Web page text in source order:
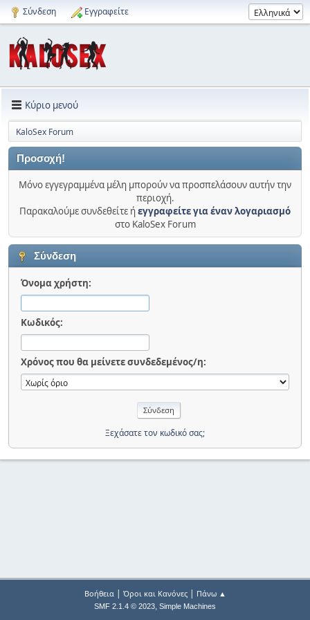
Σύνδεση Εγγραφείτε
Κύριο μενού
KaloSex Forum
Προσοχή!
Μόνο εγγεγραμμένα μέλη μπορούν να προσπελάσουν αυτήν την
περιοχή.
Παρακαλούμε συνδεθείτε ήεγγραφείτε για έναν λογαριασμό
στο KaloSex Forum
Σύνδεση
Όνομα χρήστη:
Κωδικός:
Χρόνος που θα μείνετε συνδεδεμένος/η:
Ξεχάσατε τον κωδικό σας;
Βοήθεια| Όροι και Κανόνες| Πάνω ▲
SMF 2.1.4 © 2023, Simple Machines